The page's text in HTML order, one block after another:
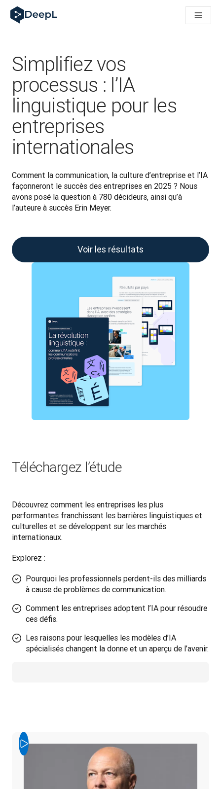
DeepL pour agents IA
Translation Flow de DeepL : des nouveaux processus
Décoder la notion de confiance dans l'IA linguistique pour
Évaluation qualité traduction chez DeepL
De la traduction de texte à la traduction vocale en temps réel
Building an instantly accessible voice demo with DeepL
Simplifiez vos
processus : l’IA
linguistique pour les
entreprises
internationales
Comment la communication, la culture d’entreprise et l’IA
façonneront le succès des entreprises en 2025 ? Nous
avons posé la question à 780 décideurs, ainsi qu’à
l’auteure à succès Erin Meyer.
Voir les résultats
Téléchargez l’étude
Découvrez comment les entreprises les plus
performantes franchissent les barrières linguistiques et
culturelles et se développent sur les marchés
internationaux.
Explorez :
Pourquoi les professionnels perdent-ils des milliards
à cause de problèmes de communication.
Comment les entreprises adoptent l’IA pour résoudre
ces défis.
Les raisons pour lesquelles les modèles d’IA
spécialisés changent la donne et un aperçu de l’avenir.